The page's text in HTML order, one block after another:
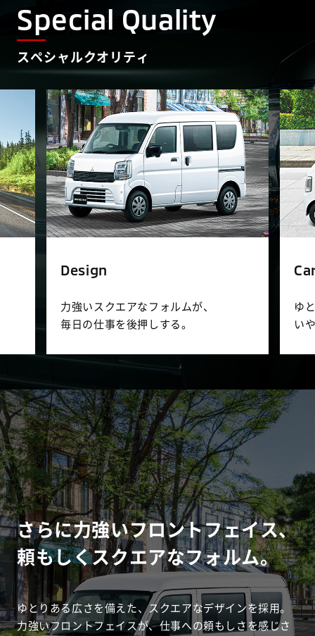
Special Quality
スペシャルクオリティ
Design
力強いスクエアなフォルムが、
毎日の仕事を後押しする。
ゆ
い
さらに力強いフロントフェイス、
頼もしくスクエアなフォルム。
ゆとりある広さを備えた、スクエアなデザインを採用。
力強いフロントフェイスが、仕事への頼もしさを感じさ